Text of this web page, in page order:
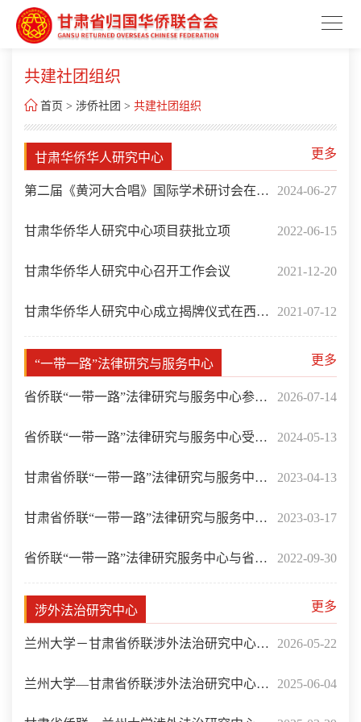
共建社团组织
 首页 > 涉侨社团 > 共建社团组织
甘肃华侨华人研究中心 更多
2024-06-27
第二届《黄河大合唱》国际学术研讨会在兰
州召开 2022-06-15
甘肃华侨华人研究中心项目获批立项
2021-12-20
甘肃华侨华人研究中心召开工作会议
2021-07-12
甘肃华侨华人研究中心成立揭牌仪式在西北
民族大学举行
“一带一路”法律研究与服务中心
更多
2026-07-14
省侨联“一带一路”法律研究与服务中心参与
承办西部高质量发展与人权保障研讨会 2024-05-13
省侨联“一带一路”法律研究与服务中心受邀
开展商事仲裁领域主题交流 2023-04-13
甘肃省侨联“一带一路”法律研究与服务中心
举办专题讲座 2023-03-17
甘肃省侨联“一带一路”法律研究与服务中心
在西北师范大学揭牌 2022-09-30
省侨联“一带一路”法律研究服务中心与省侨
商会座谈交流
涉外法治研究中心
更多
2026-05-22
兰州大学－甘肃省侨联涉外法治研究中心承
办中国－中亚法律论坛 2025-06-04
兰州大学—甘肃省侨联涉外法治研究中心应